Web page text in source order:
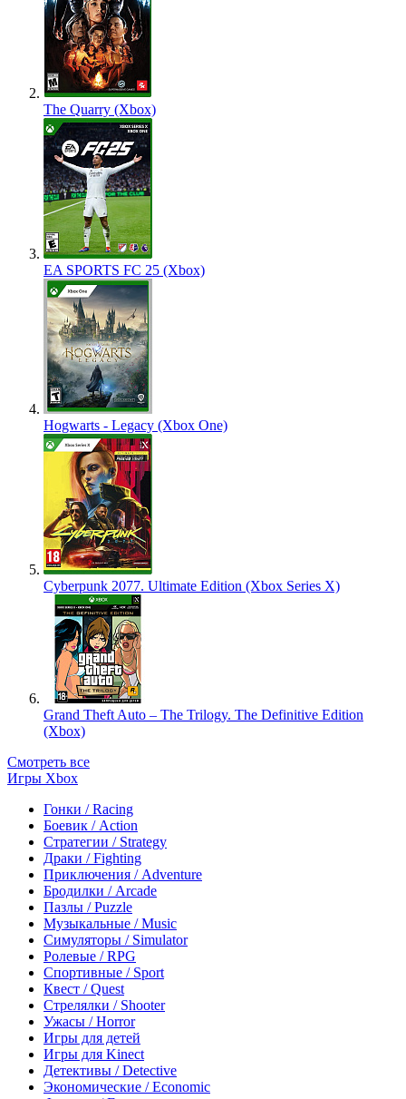
The Quarry (Xbox)
EA SPORTS FC 25 (Xbox)
Hogwarts - Legacy (Xbox One)
Cyberpunk 2077. Ultimate Edition (Xbox Series X)
Grand Theft Auto – The Trilogy. The Definitive Edition
(Xbox)
Смотреть все
Игры Xbox
Гонки / Racing
Боевик / Action
Стратегии / Strategy
Драки / Fighting
Приключения / Adventure
Бродилки / Arcade
Пазлы / Puzzle
Музыкальные / Music
Симуляторы / Simulator
Ролевые / RPG
Спортивные / Sport
Квест / Quest
Стрелялки / Shooter
Ужасы / Horror
Игры для детей
Игры для Kinect
Детективы / Detective
Экономические / Economic